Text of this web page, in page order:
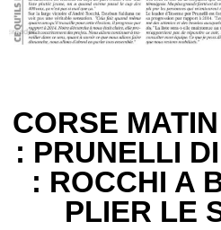
CORSE
: PRUNELLI
: ROCCHI A
PLIER LE